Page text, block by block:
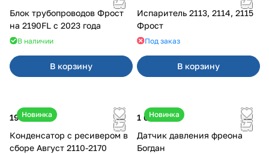
Блок трубопроводов Фрост
на 2190FL с 2023 года
В наличии
В корзину
Испаритель 2113, 2114, 2115
Фрост
Под заказ
В корзину
Новинка
19 200 ₽
Конденсатор с ресивером в
сборе Август 2110-2170
Новинка
1 600 ₽
Датчик давления фреона
Богдан